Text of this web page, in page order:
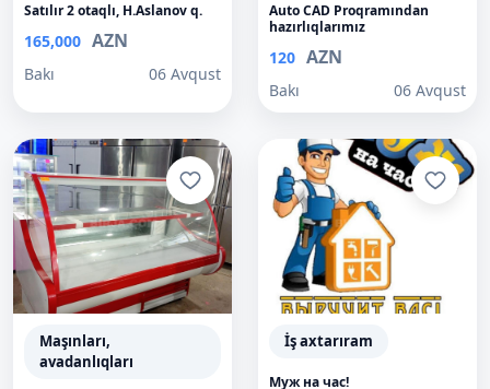
Satılır 2 otaqlı, H.Aslanov q.
165,000 AZN
Bakı 06 Avqust
Auto CAD Proqramından
hazırlıqlarımız
120 AZN
Bakı 06 Avqust
Maşınları,
avadanlıqları
İş axtarıram
Муж на час!